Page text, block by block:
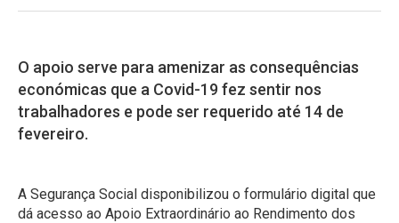
O apoio serve para amenizar as consequências
económicas que a Covid-19 fez sentir nos
trabalhadores e pode ser requerido até 14 de
fevereiro.
A Segurança Social disponibilizou o formulário digital que
dá acesso ao Apoio Extraordinário ao Rendimento dos